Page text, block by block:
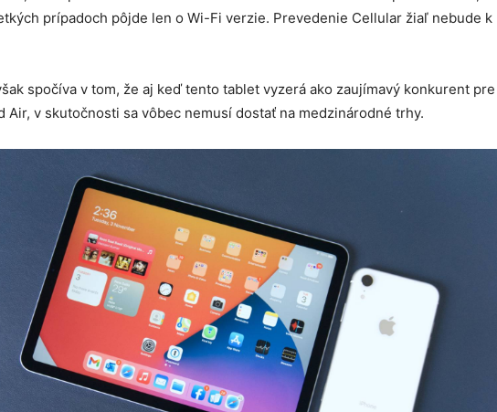
prípadoch pôjde len o Wi-Fi verzie. Prevedenie Cellular žiaľ nebude k
spočíva v tom, že aj keď tento tablet vyzerá ako zaujímavý konkurent pre
Air, v skutočnosti sa vôbec nemusí dostať na medzinárodné trhy.